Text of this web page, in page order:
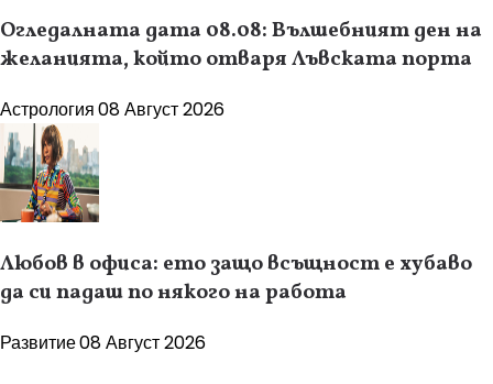
Огледалната дата 08.08: Вълшебният ден на
желанията, който отваря Лъвската порта
Астрология08 Август 2026
Любов в офиса: ето защо всъщност е хубаво
да си падаш по някого на работа
Развитие08 Август 2026